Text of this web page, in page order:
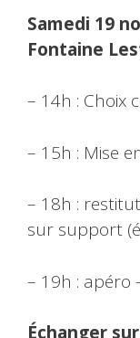
Samedi 19
Fontaine
– 14h : Choix
– 15h : Mise
– 18h :
sur support
– 19h : apéro
Échanger